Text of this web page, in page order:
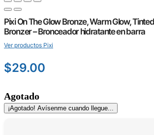
Pixi On The Glow Bronze, Warm Glow,
Bronzer – Bronceador hidratante en barra
Ver productos Pixi
$29.00
Agotado
¡Agotado! Avísenme cuando llegue...